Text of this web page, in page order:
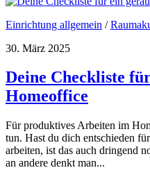
Einrichtung allgemein /
30. März 2025
Deine Checkliste
Homeoffice
Für produktives Arbeiten im
tun. Hast du dich entschieden
arbeiten, ist das auch dringend
an andere denkt man...